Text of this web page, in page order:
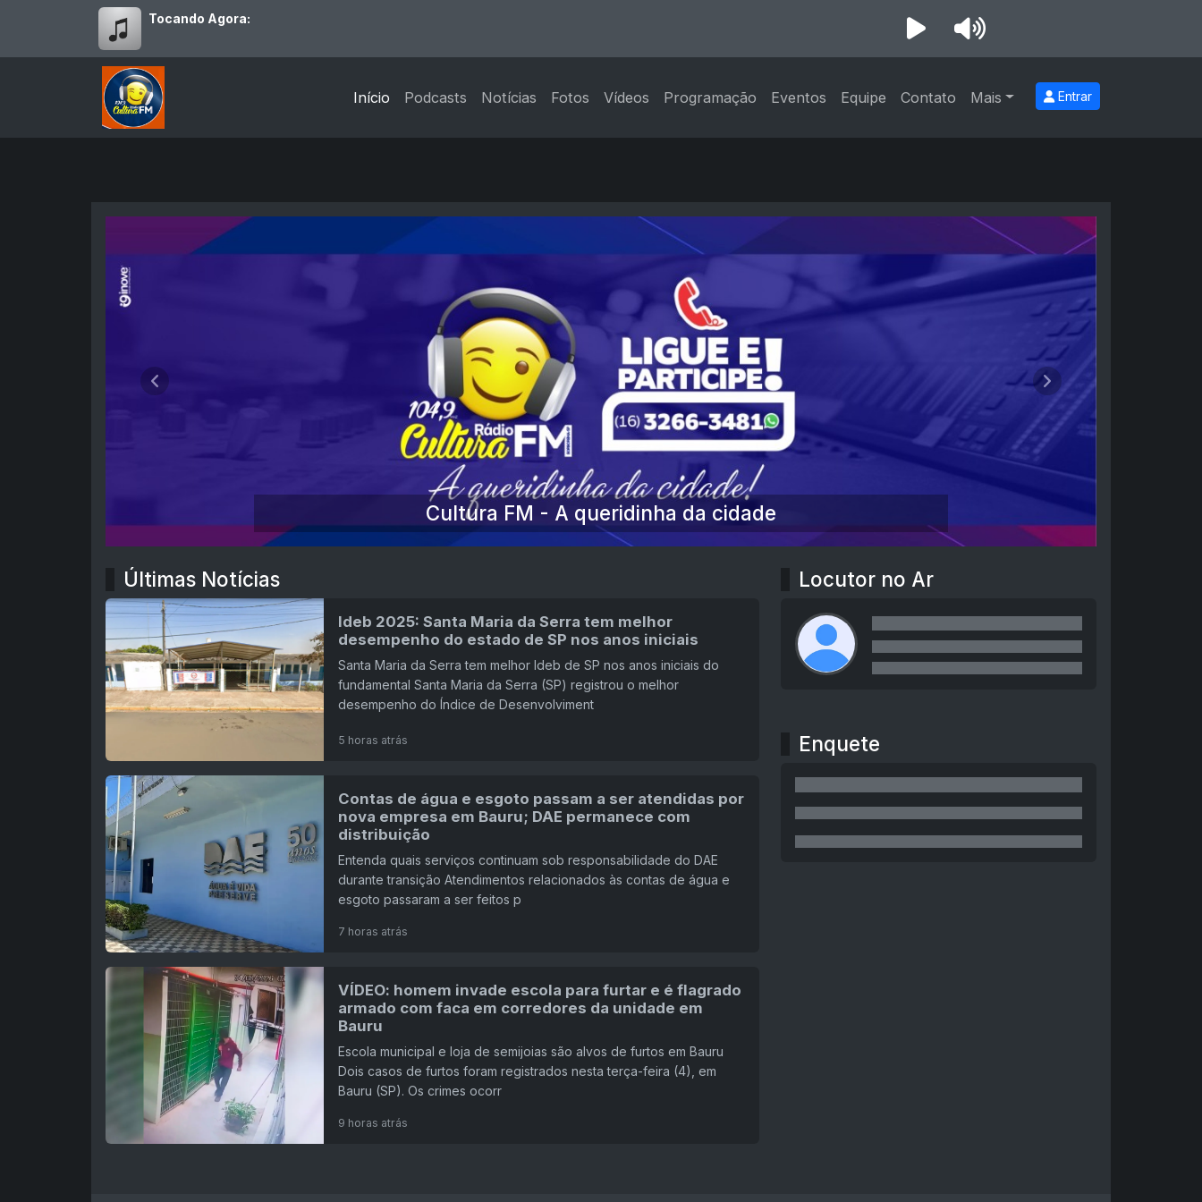
Tocando Agora:
Início Podcasts Notícias Fotos Vídeos Programação Eventos Equipe Contato Mais Entrar
Cultura FM - 104,9 - Borborema, SP
Cultura FM - A queridinha da cidade
Anterior Próximo
Últimas Notícias
Ideb 2025: Santa Maria da Serra tem melhor
desempenho do estado de SP nos anos iniciais
Santa Maria da Serra tem melhor Ideb de SP nos anos iniciais do
fundamental Santa Maria da Serra (SP) registrou o melhor
desempenho do Índice de Desenvolviment
5 horas atrás
Contas de água e esgoto passam a ser atendidas por
nova empresa em Bauru; DAE permanece com
distribuição
Entenda quais serviços continuam sob responsabilidade do DAE
durante transição Atendimentos relacionados às contas de água e
esgoto passaram a ser feitos p
7 horas atrás
VÍDEO: homem invade escola para furtar e é flagrado
armado com faca em corredores da unidade em
Bauru
Escola municipal e loja de semijoias são alvos de furtos em Bauru
Dois casos de furtos foram registrados nesta terça-feira (4), em
Bauru (SP). Os crimes ocorr
9 horas atrás
Locutor no Ar
Enquete